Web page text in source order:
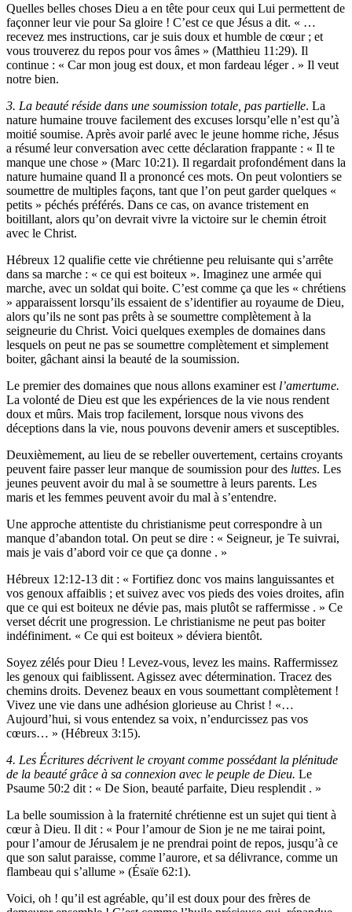
Quelles belles choses Dieu a en tête pour ceux qui Lui permettent de
façonner leur vie pour Sa gloire ! C’est ce que Jésus a dit. « …
recevez mes instructions, car je suis doux et humble de cœur ; et
vous trouverez du repos pour vos âmes » (Matthieu 11:29). Il
continue : « Car mon joug est doux, et mon fardeau léger . » Il veut
notre bien.
3. La beauté réside dans une soumission totale, pas partielle. La
nature humaine trouve facilement des excuses lorsqu’elle n’est qu’à
moitié soumise. Après avoir parlé avec le jeune homme riche, Jésus
a résumé leur conversation avec cette déclaration frappante : « Il te
manque une chose » (Marc 10:21). Il regardait profondément dans la
nature humaine quand Il a prononcé ces mots. On peut volontiers se
soumettre de multiples façons, tant que l’on peut garder quelques «
petits » péchés préférés. Dans ce cas, on avance tristement en
boitillant, alors qu’on devrait vivre la victoire sur le chemin étroit
avec le Christ.
Hébreux 12 qualifie cette vie chrétienne peu reluisante qui s’arrête
dans sa marche : « ce qui est boiteux ». Imaginez une armée qui
marche, avec un soldat qui boite. C’est comme ça que les « chrétiens
» apparaissent lorsqu’ils essaient de s’identifier au royaume de Dieu,
alors qu’ils ne sont pas prêts à se soumettre complètement à la
seigneurie du Christ. Voici quelques exemples de domaines dans
lesquels on peut ne pas se soumettre complètement et simplement
boiter, gâchant ainsi la beauté de la soumission.
Le premier des domaines que nous allons examiner est l’amertume.
La volonté de Dieu est que les expériences de la vie nous rendent
doux et mûrs. Mais trop facilement, lorsque nous vivons des
déceptions dans la vie, nous pouvons devenir amers et susceptibles.
Deuxièmement, au lieu de se rebeller ouvertement, certains croyants
peuvent faire passer leur manque de soumission pour des luttes. Les
jeunes peuvent avoir du mal à se soumettre à leurs parents. Les
maris et les femmes peuvent avoir du mal à s’entendre.
Une approche attentiste du christianisme peut correspondre à un
manque d’abandon total. On peut se dire : « Seigneur, je Te suivrai,
mais je vais d’abord voir ce que ça donne . »
Hébreux 12:12-13 dit : « Fortifiez donc vos mains languissantes et
vos genoux affaiblis ; et suivez avec vos pieds des voies droites, afin
que ce qui est boiteux ne dévie pas, mais plutôt se raffermisse . » Ce
verset décrit une progression. Le christianisme ne peut pas boiter
indéfiniment. « Ce qui est boiteux » déviera bientôt.
Soyez zélés pour Dieu ! Levez-vous, levez les mains. Raffermissez
les genoux qui faiblissent. Agissez avec détermination. Tracez des
chemins droits. Devenez beaux en vous soumettant complètement !
Vivez une vie dans une adhésion glorieuse au Christ ! «…
Aujourd’hui, si vous entendez sa voix, n’endurcissez pas vos
cœurs… » (Hébreux 3:15).
4. Les Écritures décrivent le croyant comme possédant la plénitude
de la beauté grâce à sa connexion avec le peuple de Dieu. Le
Psaume 50:2 dit : « De Sion, beauté parfaite, Dieu resplendit . »
La belle soumission à la fraternité chrétienne est un sujet qui tient à
cœur à Dieu. Il dit : « Pour l’amour de Sion je ne me tairai point,
pour l’amour de Jérusalem je ne prendrai point de repos, jusqu’à ce
que son salut paraisse, comme l’aurore, et sa délivrance, comme un
flambeau qui s’allume » (Ésaïe 62:1).
Voici, oh ! qu’il est agréable, qu’il est doux pour des frères de